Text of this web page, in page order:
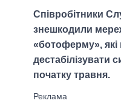
Співробітники
знешкодили
«ботоферму», які
дестабілізувати
початку травня.